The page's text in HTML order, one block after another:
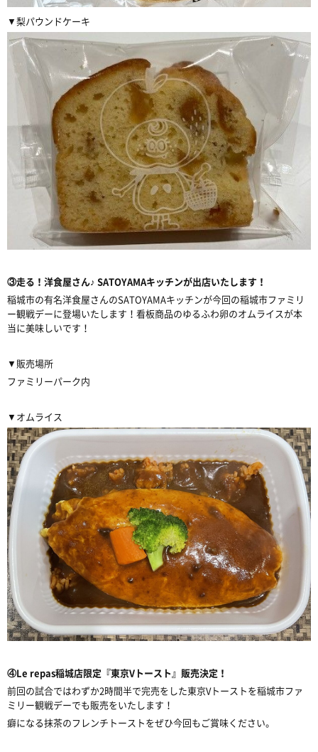
▼梨パウンドケーキ
③走る！洋食屋さん♪ SATOYAMAキッチンが出店いたします！
稲城市の有名洋食屋さんのSATOYAMAキッチンが今回の稲城市ファミリ
ー観戦デーに登場いたします！看板商品のゆるふわ卵のオムライスが本
当に美味しいです！
▼販売場所
ファミリーパーク内
▼オムライス
④Le repas稲城店限定『東京Vトースト』販売決定！
前回の試合ではわずか2時間半で完売をした東京Vトーストを稲城市ファ
ミリー観戦デーでも販売をいたします！
癖になる抹茶のフレンチトーストをぜひ今回もご賞味ください。